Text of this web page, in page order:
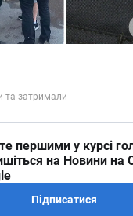
першими у курсі
на Новини на
Підписатися